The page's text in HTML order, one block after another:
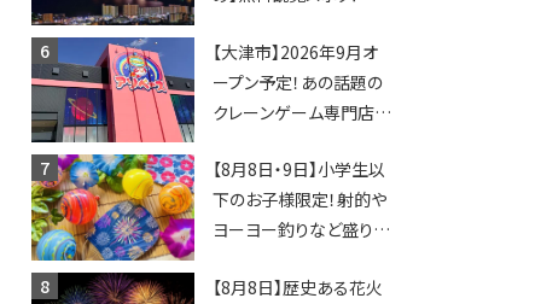
ップ・交通規制に近隣施
設の駐車場情報なども
要チェック★
【大津市】2026年9月オ
ープン予定！あの話題の
クレーンゲーム専門店
ってくる！豊郷店に続く滋
賀2店舗目★
【8月8日・9日】小学生以
下のお子様限定！射的や
ヨーヨー釣りなど盛りだ
ちびっこ縁日開催♪【モリ
【8月8日】歴史ある花火